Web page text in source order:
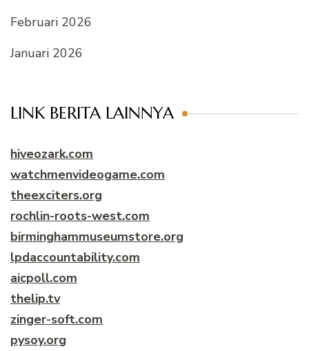
Februari 2026
Januari 2026
LINK BERITA LAINNYA
hiveozark.com
watchmenvideogame.com
theexciters.org
rochlin-roots-west.com
birminghammuseumstore.org
lpdaccountability.com
aicpoll.com
thelip.tv
zinger-soft.com
pysoy.org